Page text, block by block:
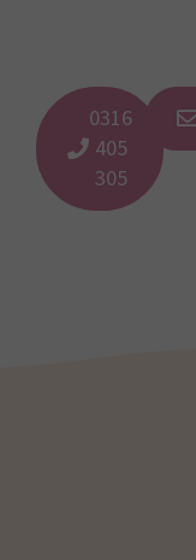
0316
405
305